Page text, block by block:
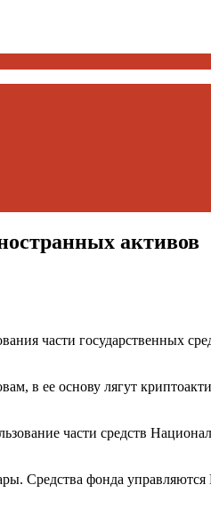
активов
части государственных
в ее основу лягут
части средств
Средства фонда